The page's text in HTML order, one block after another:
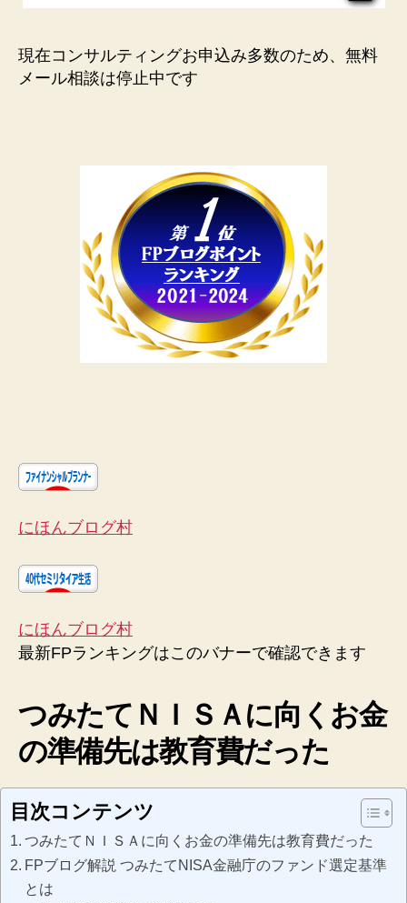
現在コンサルティングお申込み多数のため、無料
メール相談は停止中です
にほんブログ村
にほんブログ村
最新FPランキングはこのバナーで確認できます
つみたてＮＩＳＡに向くお金
の準備先は教育費だった
目次コンテンツ
つみたてＮＩＳＡに向くお金の準備先は教育費だった
FPブログ解説 つみたてNISA金融庁のファンド選定基準
とは